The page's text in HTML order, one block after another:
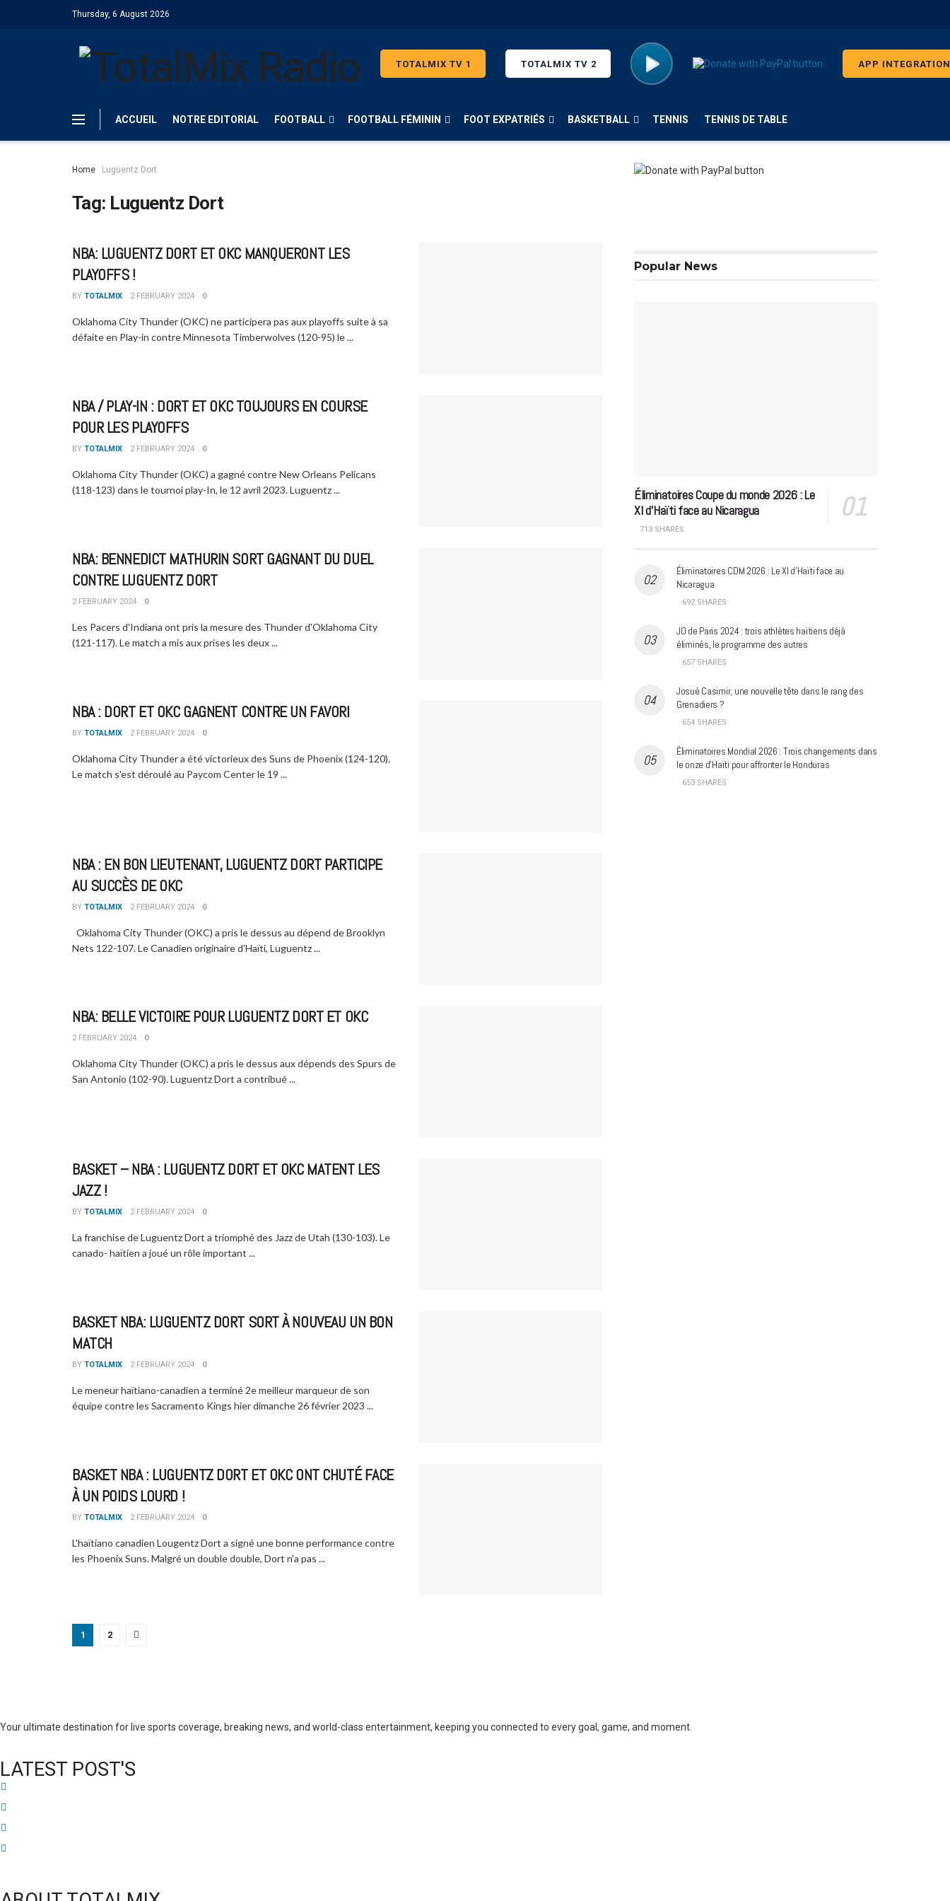
Thursday, 6 August 2026
TOTALMIX TV 1 TOTALMIX TV 2 APP
ACCUEIL NOTRE EDITORIAL FOOTBALL FOOTBALL FÉMININ FOOT EXPATRIÉS BASKETBALL TENNIS TENNIS DE TABLE
Home Luguentz Dort
Tag: Luguentz Dort
NBA: LUGUENTZ DORT ET OKC MANQUERONT LES
PLAYOFFS !
BY TOTALMIX 2 FEBRUARY 2024 0
Oklahoma City Thunder (OKC) ne participera pas aux playoffs suite à sa
défaite en Play-in contre Minnesota Timberwolves (120-95) le ...
NBA / PLAY-IN : DORT ET OKC TOUJOURS EN COURSE
POUR LES PLAYOFFS
BY TOTALMIX 2 FEBRUARY 2024 0
Oklahoma City Thunder (OKC) a gagné contre New Orleans Pelicans
(118-123) dans le tournoi play-In, le 12 avril 2023. Luguentz ...
NBA: BENNEDICT MATHURIN SORT GAGNANT DU DUEL
CONTRE LUGUENTZ DORT
2 FEBRUARY 2024 0
Les Pacers d'Indiana ont pris la mesure des Thunder d'Oklahoma City
(121-117). Le match a mis aux prises les deux ...
NBA : DORT ET OKC GAGNENT CONTRE UN FAVORI
BY TOTALMIX 2 FEBRUARY 2024 0
Oklahoma City Thunder a été victorieux des Suns de Phoenix (124-120).
Le match s'est déroulé au Paycom Center le 19 ...
NBA : EN BON LIEUTENANT, LUGUENTZ DORT PARTICIPE
AU SUCCÈS DE OKC
BY TOTALMIX 2 FEBRUARY 2024 0
Oklahoma City Thunder (OKC) a pris le dessus au dépend de Brooklyn
Nets 122-107. Le Canadien originaire d'Haïti, Luguentz ...
NBA: BELLE VICTOIRE POUR LUGUENTZ DORT ET OKC
2 FEBRUARY 2024 0
Oklahoma City Thunder (OKC) a pris le dessus aux dépends des Spurs de
San Antonio (102-90). Luguentz Dort a contribué ...
BASKET – NBA : LUGUENTZ DORT ET OKC MATENT LES
JAZZ !
BY TOTALMIX 2 FEBRUARY 2024 0
La franchise de Luguentz Dort a triomphé des Jazz de Utah (130-103). Le
canado- haïtien a joué un rôle important ...
BASKET NBA: LUGUENTZ DORT SORT À NOUVEAU UN BON
MATCH
BY TOTALMIX 2 FEBRUARY 2024 0
Le meneur haïtiano-canadien a terminé 2e meilleur marqueur de son
équipe contre les Sacramento Kings hier dimanche 26 février 2023 ...
BASKET NBA : LUGUENTZ DORT ET OKC ONT CHUTÉ FACE
À UN POIDS LOURD !
BY TOTALMIX 2 FEBRUARY 2024 0
L'haïtiano canadien Lougentz Dort a signé une bonne performance contre
les Phoenix Suns. Malgré un double double, Dort n'a pas ...
1 2
Popular News
Éliminatoires Coupe du monde 2026 : Le
XI d’Haïti face au Nicaragua
713 SHARES
Éliminatoires CDM 2026 : Le XI d’Haïti face au
Nicaragua
692 SHARES
JO de Paris 2024 : trois athlètes haïtiens déjà
éliminés, le programme des autres
657 SHARES
Josué Casimir, une nouvelle tête dans le rang des
Grenadiers ?
654 SHARES
Éliminatoires Mondial 2026 : Trois changements dans
le onze d’Haïti pour affronter le Honduras
653 SHARES
Your ultimate destination for live sports coverage, breaking news, and world-class entertainment, keeping you connected to every goal, game, and moment.
LATEST POST'S